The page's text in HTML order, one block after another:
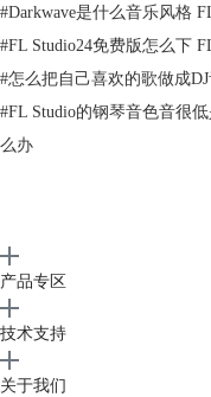
#Darkwave是什么音乐风格
#FL Studio24免费版怎么下
#怎么把自己喜欢的歌做成
#FL Studio的钢琴音色音很
么办
产品专区
技术支持
关于我们